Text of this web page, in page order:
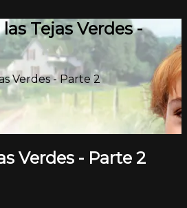
Tejas Verdes -
Verdes - Parte 2
Verdes - Parte 2